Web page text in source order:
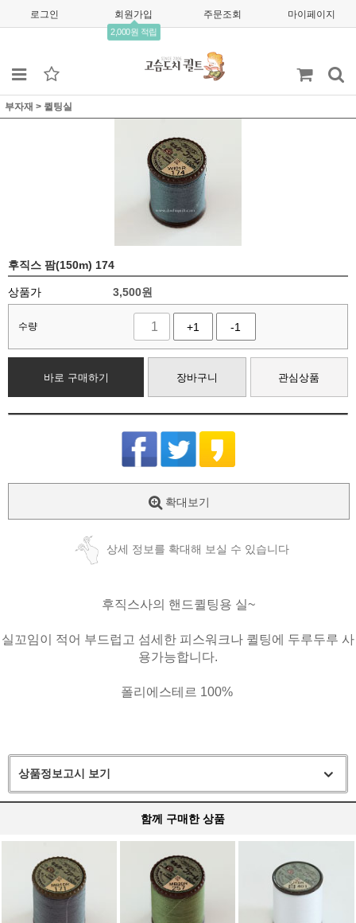
로그인 회원가입
2,000원 적립
주문조회 마이페이지
부자재 > 퀼팅실
후직스 팜(150m) 174
상품가 3,500원
수량 +1 -1
바로 구매하기 장바구니 관심상품
확대보기
상세 정보를 확대해 보실 수 있습니다
후직스사의 핸드퀼팅용 실~
실꼬임이 적어 부드럽고 섬세한 피스워크나 퀼팅에 두루두루 사
용가능합니다.
폴리에스테르 100%
상품정보고시 보기
함께 구매한 상품